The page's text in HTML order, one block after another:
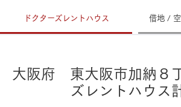
ドクターズレントハウス 借地 /
大阪府 東大阪市加納８
ズレントハウス